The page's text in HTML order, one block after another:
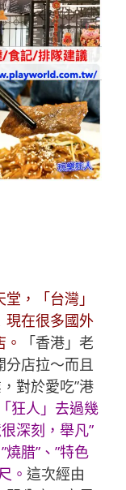
，「台灣」
現在很多國外
「香港」老
分店拉～而且
對於愛吃”港
「狂人 」去過幾
深刻，舉凡”
燒腊”、”特色
。 這次經由